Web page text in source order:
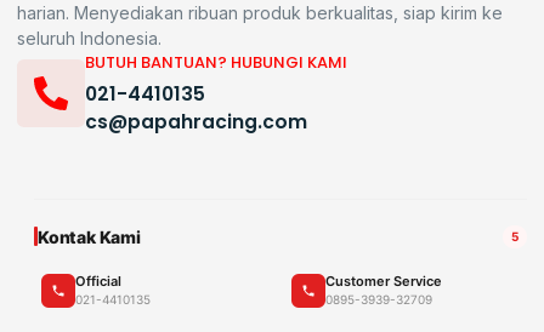
harian. Menyediakan ribuan produk berkualitas, siap kirim ke
seluruh Indonesia.
BUTUH BANTUAN? HUBUNGI KAMI
021-4410135
cs@papahracing.com
Kontak Kami 5
Official
021-4410135
Customer Service
0895-3939-32709